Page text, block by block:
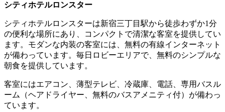
シティホテルロンスター
シティホテルロンスターは新宿三丁目駅から徒歩わずか1分
の便利な場所にあり、コンパクトで清潔な客室を提供してい
ます。モダンな内装の客室には、無料の有線インターネット
が備わっています。毎日ロビーエリアで、無料のシンプルな
朝食を提供しています。
客室にはエアコン、薄型テレビ、冷蔵庫、電話、専用バスル
ーム（ヘアドライヤー、無料のバスアメニティ付）が備わっ
ています。